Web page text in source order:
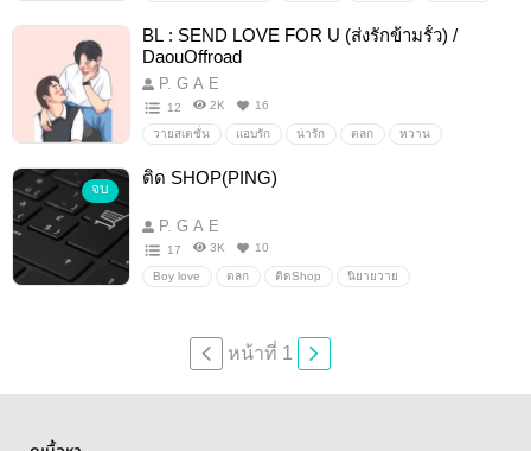
Ryeowook Eunhae ฟิคเฮอึน เฮอึน sj
BL : SEND LOVE FOR U (ส่งรักข้ามรั้ว) /
DaouOffroad
P. G A E
12 2K 16
วายสเตชั่น แอบรัก น่ารัก ตลก หวาน
ความรัก ดราม่า
จบ
ติด SHOP(PING)
P. G A E
17 3K 10
Boy love ตลก ติดShop นิยายวาย
หน้าที่ 1